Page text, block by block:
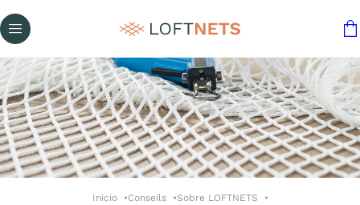
Inicio Conseils
Sobre LOFTNETS